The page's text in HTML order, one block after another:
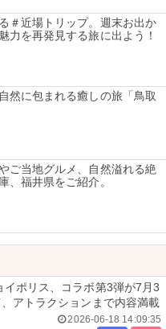
＃近場トリップ。週末お出か
力を再発見する旅に出よう！
然に包まれる癒しの旅「鳥取
ご当地グルメ、自然溢れる絶
、福井県をご紹介。
イポリス、コラボ第3弾が7月3
アトラクションまで内容満載
2026-06-18 14:09:35